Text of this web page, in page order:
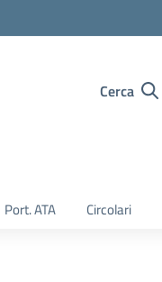
Cerca
Port. ATA Circolari